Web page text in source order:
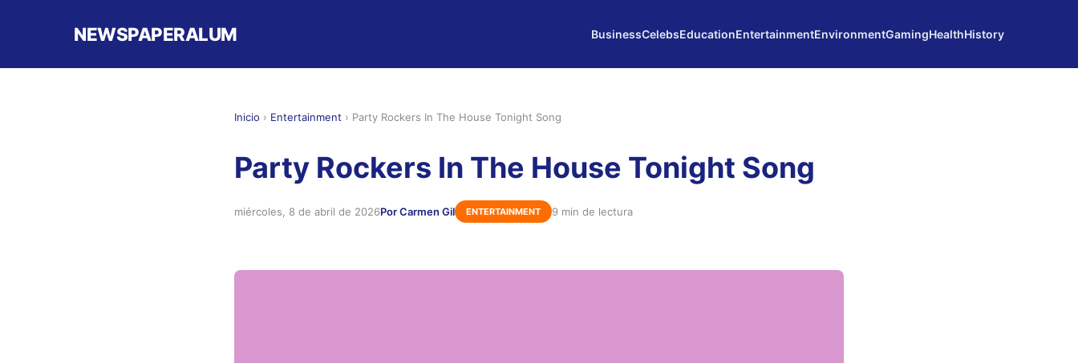
NEWSPAPERALUM BusinessCelebsEducationEntertainmentEnvironmentGamingHealthHistory
Inicio › Entertainment › Party Rockers In The House Tonight Song
Party Rockers In The House Tonight Song
miércoles, 8 de abril de 2026Por Carmen Gil ENTERTAINMENT 9 min de lectura